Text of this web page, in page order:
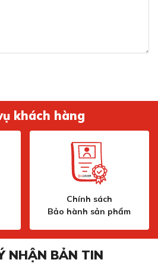
Cảm Ứng Thông Minh
ứng của MI1301 mang đến trải
và hiện đại. Chỉ với một chạm
mức nhiệt, thời gian nấu và
rõ ràng các thông số, giúp bạn
khách hàng
Chính sách
Bảo hành sản phẩm
NHẬN BẢN TIN